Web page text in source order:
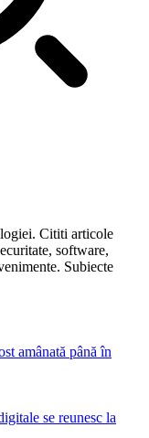
Cititi articole
software,
Subiecte
amânată până în
se reunesc la